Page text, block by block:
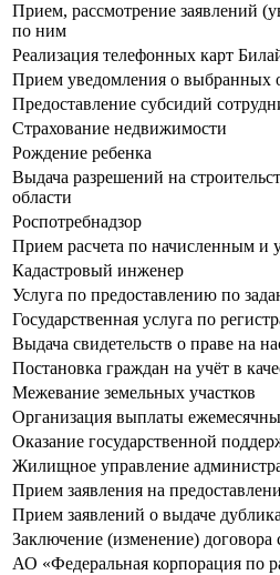
Прием, рассмотрение заявлений
по ним
Реализация телефонных карт
Прием уведомления о выбранных
Предоставление субсидий
Страхование недвижимости
Рождение ребенка
Выдача разрешений на
области
Роспотребнадзор
Прием расчета по начисленным и
Кадастровый инженер
Услуга по предоставлению по
Государственная услуга по
Выдача свидетельств о праве на
Постановка граждан на учёт в
Межевание земельных участков
Организация выплаты
Оказание государственной
Жилищное управление
Прием заявления на
Прием заявлений о выдаче
Заключение (изменение)
АО «Федеральная корпорация по